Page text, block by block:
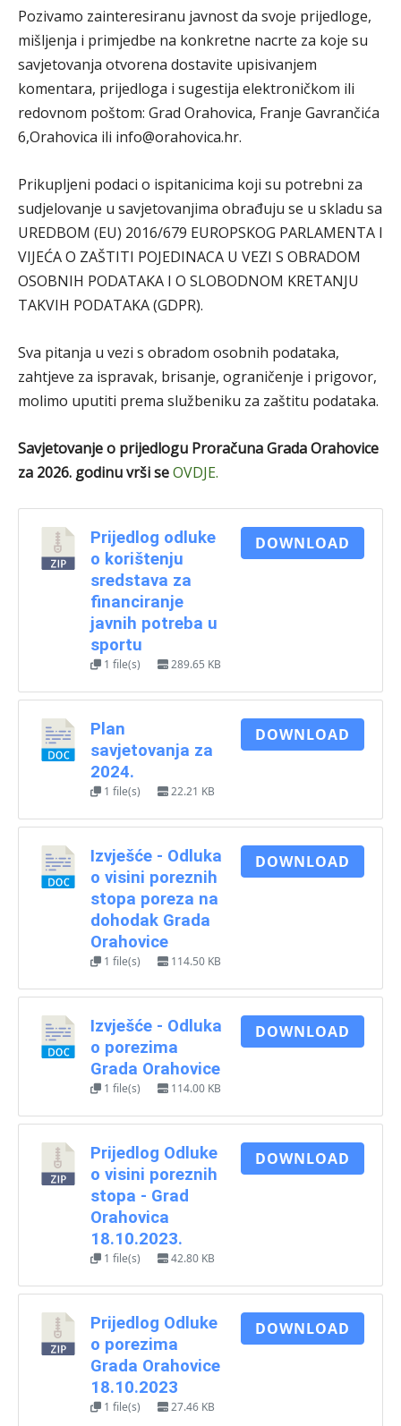
Pozivamo zainteresiranu javnost da svoje prijedloge,
mišljenja i primjedbe na konkretne nacrte za koje su
savjetovanja otvorena dostavite upisivanjem
komentara, prijedloga i sugestija elektroničkom ili
redovnom poštom: Grad Orahovica, Franje Gavrančića
6,Orahovica ili info@orahovica.hr.
Prikupljeni podaci o ispitanicima koji su potrebni za
sudjelovanje u savjetovanjima obrađuju se u skladu sa
UREDBOM (EU) 2016/679 EUROPSKOG PARLAMENTA I
VIJEĆA O ZAŠTITI POJEDINACA U VEZI S OBRADOM
OSOBNIH PODATAKA I O SLOBODNOM KRETANJU
TAKVIH PODATAKA (GDPR).
Sva pitanja u vezi s obradom osobnih podataka,
zahtjeve za ispravak, brisanje, ograničenje i prigovor,
molimo uputiti prema službeniku za zaštitu podataka.
Savjetovanje o prijedlogu Proračuna Grada Orahovice
za 2026. godinu vrši seOVDJE.
Prijedlog odluke
o korištenju
sredstava za
financiranje
javnih potreba u
sportu
1 file(s) 289.65 KB
DOWNLOAD
Plan
savjetovanja za
2024.
1 file(s) 22.21 KB
DOWNLOAD
Izvješće - Odluka
o visini poreznih
stopa poreza na
dohodak Grada
Orahovice
1 file(s) 114.50 KB
DOWNLOAD
Izvješće - Odluka
o porezima
Grada Orahovice
1 file(s) 114.00 KB
DOWNLOAD
Prijedlog Odluke
o visini poreznih
stopa - Grad
Orahovica
18.10.2023.
1 file(s) 42.80 KB
DOWNLOAD
Prijedlog Odluke
o porezima
Grada Orahovice
18.10.2023
1 file(s) 27.46 KB
DOWNLOAD